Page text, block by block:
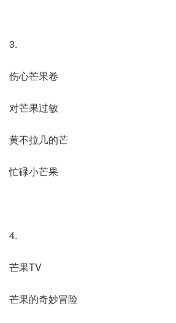
3.
伤心芒果卷
对芒果过敏
黄不拉几的芒
忙碌小芒果
4.
芒果TV
芒果的奇妙冒险